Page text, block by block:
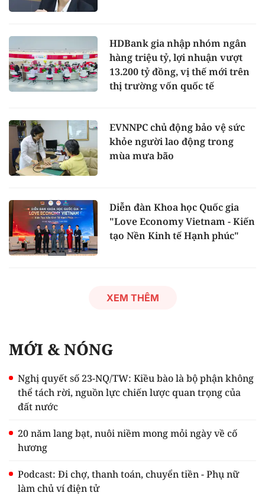
HDBank gia nhập nhóm ngân
hàng triệu tỷ, lợi nhuận vượt
13.200 tỷ đồng, vị thế mới trên
thị trường vốn quốc tế
EVNNPC chủ động bảo vệ sức
khỏe người lao động trong
mùa mưa bão
Diễn đàn Khoa học Quốc gia
"Love Economy Vietnam - Kiến
tạo Nền Kinh tế Hạnh phúc"
XEM THÊM
MỚI & NÓNG
Nghị quyết số 23-NQ/TW: Kiều bào là bộ phận không
thể tách rời, nguồn lực chiến lược quan trọng của
đất nước
20 năm lang bạt, nuôi niềm mong mỏi ngày về cố
hương
Podcast: Đi chợ, thanh toán, chuyển tiền - Phụ nữ
làm chủ ví điện tử